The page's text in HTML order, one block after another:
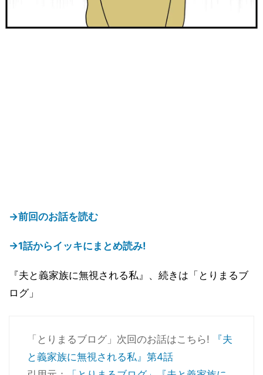
→前回のお話を読む
→1話からイッキにまとめ読み!
『夫と義家族に無視される私』、続きは「とりまるブ
ログ」
「とりまるブログ」次回のお話はこちら!
『夫
と義家族に無視される私』第4話